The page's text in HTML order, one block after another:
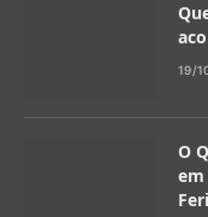
19/
O
em